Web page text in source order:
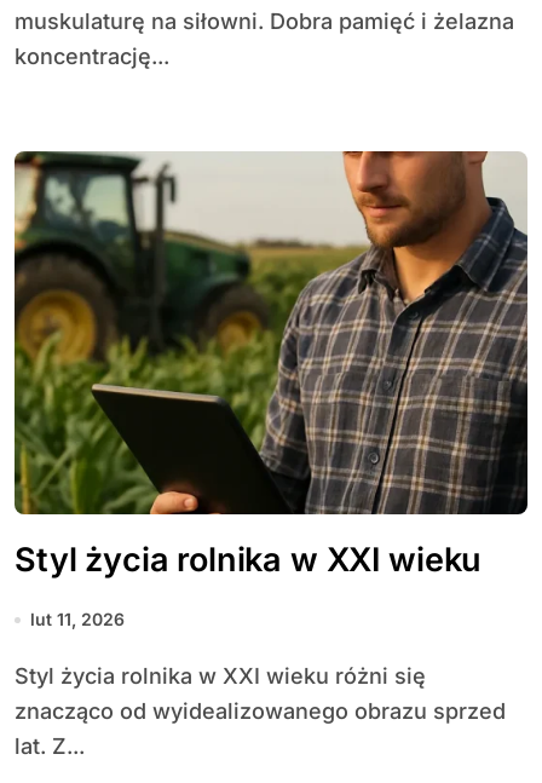
muskulaturę na siłowni. Dobra pamięć i żelazna
koncentrację...
Styl życia rolnika w XXI wieku
lut 11, 2026
Styl życia rolnika w XXI wieku różni się
znacząco od wyidealizowanego obrazu sprzed
lat. Z...